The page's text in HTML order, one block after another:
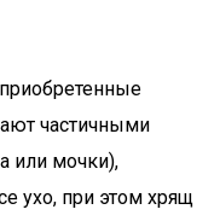
частичными
или мочки),
ухо, при этом хрящ